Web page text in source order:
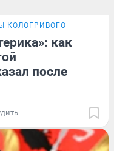
КОЛОГРИВОГО
как
после